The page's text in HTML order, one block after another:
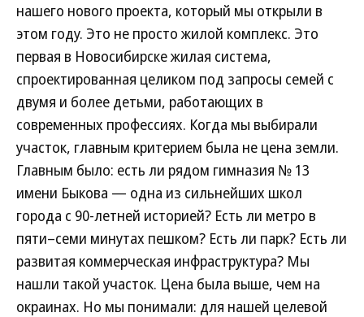
нашего нового проекта, который мы открыли в
этом году. Это не просто жилой комплекс. Это
первая в Новосибирске жилая система,
спроектированная целиком под запросы семей с
двумя и более детьми, работающих в
современных профессиях. Когда мы выбирали
участок, главным критерием была не цена земли.
Главным было: есть ли рядом гимназия № 13
имени Быкова — одна из сильнейших школ
города с 90-летней историей? Есть ли метро в
пяти–семи минутах пешком? Есть ли парк? Есть ли
развитая коммерческая инфраструктура? Мы
нашли такой участок. Цена была выше, чем на
окраинах. Но мы понимали: для нашей целевой